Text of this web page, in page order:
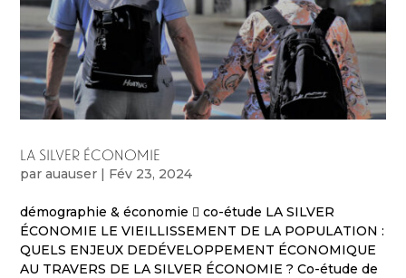
LA SILVER ÉCONOMIE
parauauser | Fév 23, 2024
démographie & économie  co-étude LA SILVER
ÉCONOMIE LE VIEILLISSEMENT DE LA POPULATION :
QUELS ENJEUX DEDÉVELOPPEMENT ÉCONOMIQUE
AU TRAVERS DE LA SILVER ÉCONOMIE ? Co-étude de